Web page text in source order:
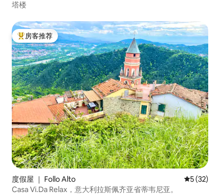
塔楼
热门「房客推荐」
房客推荐
度假屋 ｜ Follo Alto 平均评分
5 (32)
Casa Vi.Da Relax，意大利拉斯佩齐亚省蒂韦尼亚。